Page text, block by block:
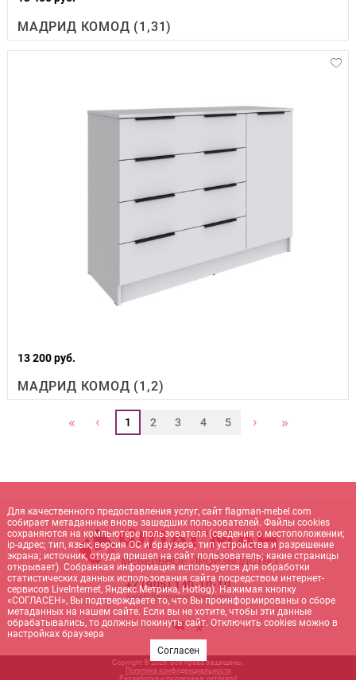
МАДРИД КОМОД (1,31)
13 200 руб.
МАДРИД КОМОД (1,2)
« ‹ 1 2 3 4 5 › »
+7 (905) 140-10-10
sale@flagman-mebel.com
Copyright © 2026. Все права защищены.
Политика конфиденциальности
Разработка и поддержка: net- brand
Для качественного предоставления услуг, сайт flagman-mebel.com
собирает метаданные вновь зашедших пользователей. Файлы cookies
сохраняются на компьютере пользователя (сведения о местоположении;
ip-адрес; тип, язык, версия ОС и браузера; тип устройства и разрешение
экрана; источник, откуда пришел на сайт пользователь; какие страницы
открывает). Собранная информация используется для обработки
статистических данных использования сайта посредством интернет-
сервисов LiveInternet, Яндекс.Метрика, Hotlog). Нажимая кнопку
«СОГЛАСЕН», Вы подтверждаете то, что Вы проинформированы о сборе
метаданных на нашем сайте. Если вы не хотите, чтобы эти данные
обрабатывались, то должны покинуть сайт. Отключить cookies можно в
настройках браузера
Согласен